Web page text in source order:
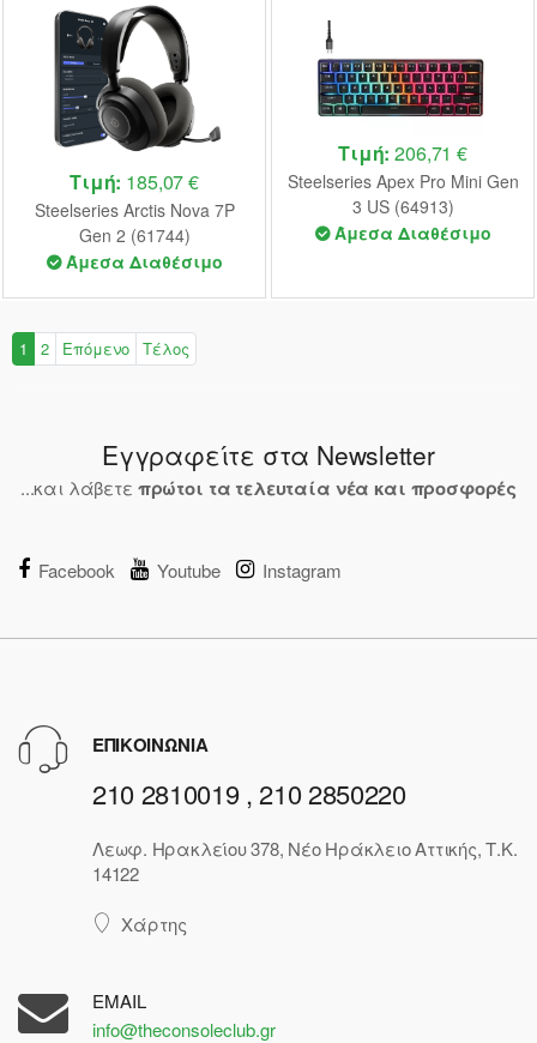
Τιμή: 185,07 €
Steelseries Arctis Nova 7P
Gen 2 (61744)
Άμεσα Διαθέσιμο
Τιμή:206,71 €
Steelseries Apex Pro Mini Gen
3 US (64913)
Άμεσα Διαθέσιμο
1 2 Επόμενο Τέλος
Εγγραφείτε στα Newsletter
...και λάβετε πρώτοι τα τελευταία νέα και προσφορές
Facebook Youtube Instagram
ΕΠΙΚΟΙΝΩΝΙΑ
210 2810019 , 210 2850220
Λεωφ. Ηρακλείου 378, Νέο Ηράκλειο Αττικής, Τ.Κ.
14122
Χάρτης
EMAIL
info@theconsoleclub.gr